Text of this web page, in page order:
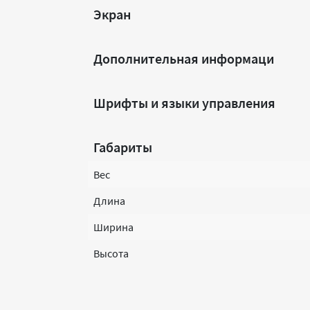
Экран
Дополнительная информаци
Шрифты и языки управления
Габариты
Вес
Длина
Ширина
Высота